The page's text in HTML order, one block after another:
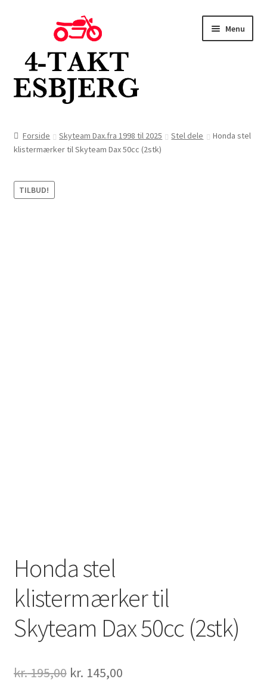
navigation
indhold
Menu
Butik
Kontakt
Forside Skyteam Dax.fra 1998 til 2025 Stel dele
Honda stel
klistermærker til Skyteam Dax 50cc (2stk)
TILBUD!
Honda stel
klistermærker til
Skyteam Dax 50cc (2stk)
kr.195,00 Den
kr. 145,00Den